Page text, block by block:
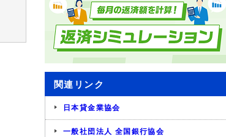
関連リンク
日本貸金業協会
一般社団法人 全国銀行協会